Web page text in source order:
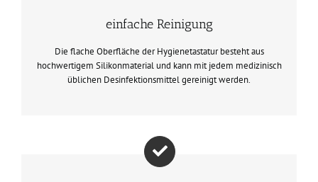
einfache Reinigung
Die flache Oberfläche der Hygienetastatur besteht aus
hochwertigem Silikonmaterial und kann mit jedem medizinisch
üblichen Desinfektionsmittel gereinigt werden.